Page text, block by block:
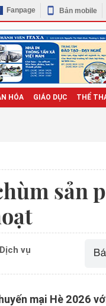
Fanpage Bản mobile
HÓA GIÁO DỤC THỂ
sản
vụ
mại Hè 2026